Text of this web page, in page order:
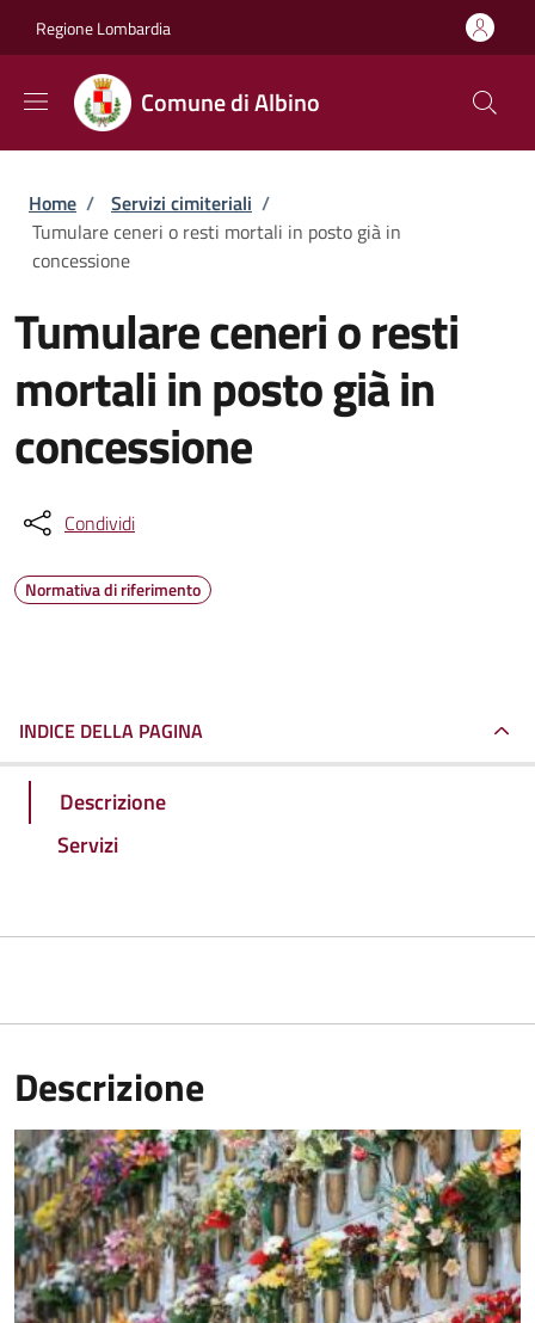
Regione Lombardia
Comune di Albino
Briciole di pane
Home / Servizi cimiteriali /
Tumulare ceneri o resti mortali in posto già in
concessione
Tumulare ceneri o resti
mortali in posto già in
concessione
Condividi
Normativa di riferimento
INDICE DELLA PAGINA
Descrizione
Servizi
Descrizione